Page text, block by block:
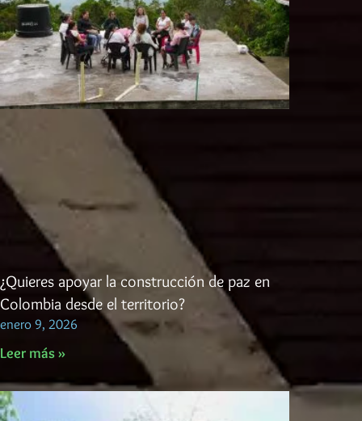
¿Quieres apoyar la construcción de paz en
Colombia desde el territorio?
enero 9, 2026
Leer más »